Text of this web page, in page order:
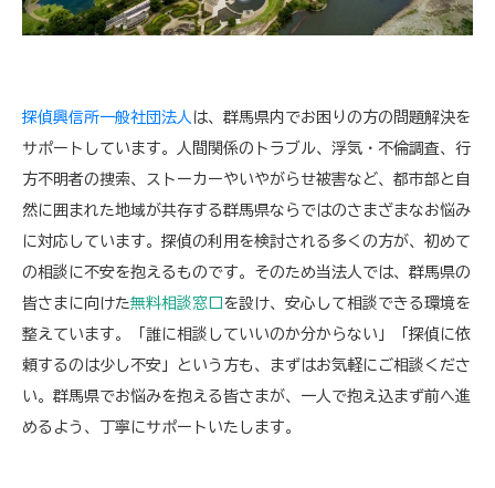
探偵興信所一般社団法人 は、群馬県内でお困りの方の問題解決を
サポートしています。人間関係のトラブル、浮気・不倫調査、行
方不明者の捜索、ストーカーやいやがらせ被害など、都市部と自
然に囲まれた地域が共存する群馬県ならではのさまざまなお悩み
に対応しています。探偵の利用を検討される多くの方が、初めて
の相談に不安を抱えるものです。そのため当法人では、群馬県の
皆さまに向けた無料相談窓口を設け、安心して相談できる環境を
整えています。「誰に相談していいのか分からない」「探偵に依
頼するのは少し不安」という方も、まずはお気軽にご相談くださ
い。群馬県でお悩みを抱える皆さまが、一人で抱え込まず前へ進
めるよう、丁寧にサポートいたします。